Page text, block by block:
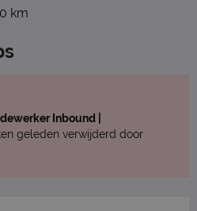
km
Inbound |
geleden verwijderd door